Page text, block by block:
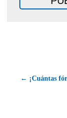
← ¡Cuántas